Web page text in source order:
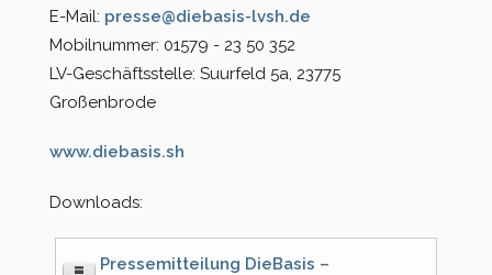
E-Mail: presse@diebasis-lvsh.de
Mobilnummer: 01579 - 23 50 352
LV-Geschäftsstelle: Suurfeld 5a, 23775
Großenbrode
www.diebasis.sh
Downloads:
Pressemitteilung DieBasis –